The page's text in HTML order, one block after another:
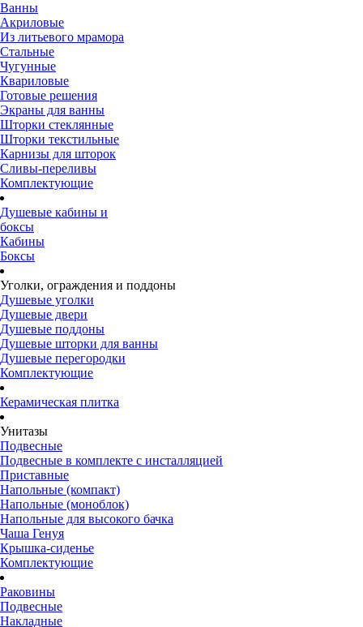
Ванны
Акриловые
Из литьевого мрамора
Стальные
Чугунные
Квариловые
Готовые решения
Экраны для ванны
Шторки стеклянные
Шторки текстильные
Карнизы для шторок
Сливы-переливы
Комплектующие
Душевые кабины и
боксы
Кабины
Боксы
Уголки, ограждения и поддоны
Душевые уголки
Душевые двери
Душевые поддоны
Душевые шторки для ванны
Душевые перегородки
Комплектующие
Керамическая плитка
Унитазы
Подвесные
Подвесные в комплекте с инсталляцией
Приставные
Напольные (компакт)
Напольные (моноблок)
Напольные для высокого бачка
Чаша Генуя
Крышка-сиденье
Комплектующие
Раковины
Подвесные
Накладные